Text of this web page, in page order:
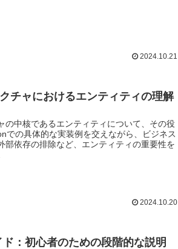
2024.10.21
チャにおけるエンティティの理解
の中核であるエンティティについて、その役
での具体的な実装例を交えながら、ビジネス
部依存の排除など、エンティティの重要性を
2024.10.20
：初心者のための段階的な説明